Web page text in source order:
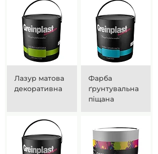
Лазур матова
декоративна
Фарба
ґрунтувальна
піщана